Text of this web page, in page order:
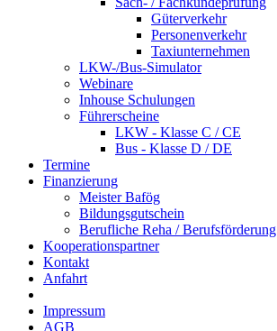
Güterverkehr
Personenverkehr
Taxiunternehmen
LKW-/Bus-Simulator
Webinare
Inhouse Schulungen
Führerscheine
LKW - Klasse C / CE
Bus - Klasse D / DE
Termine
Finanzierung
Meister Bafög
Bildungsgutschein
Berufliche Reha / Berufsförderung
Kooperationspartner
Kontakt
Anfahrt
Impressum
AGB